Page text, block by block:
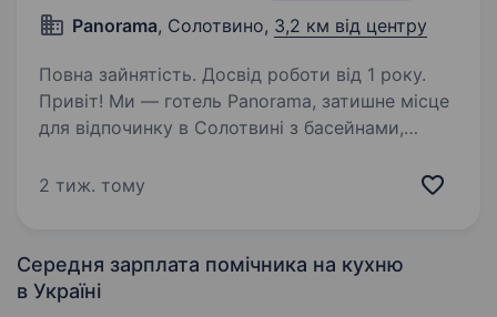
Panorama, Солотвино, 3,2 км від центру
Повна зайнятість. Досвід роботи від 1 року.
Привіт! Ми — готель Panorama, затишне місце
для відпочинку в Солотвині з басейнами,
відкрився у 2021 році і пропонує гостям
2 тиж. тому
Середня зарплата помічника на кухню
в Україні